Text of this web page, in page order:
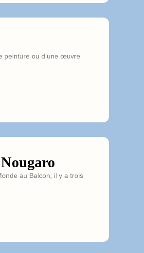
peinture ou d’une œuvre
au Balcon, il y a trois